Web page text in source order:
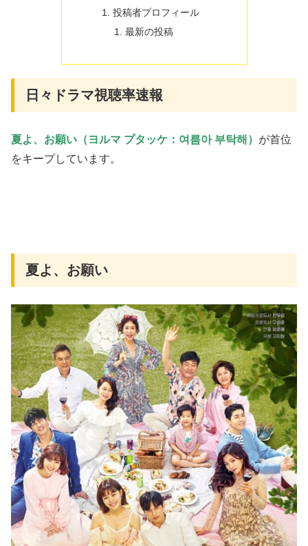
投稿者プロフィール
最新の投稿
日々ドラマ視聴率速報
夏よ、お願い（ヨルマ プタッケ：여름아 부탁해） が首位
をキープしています。
夏よ、お願い